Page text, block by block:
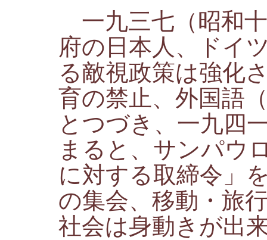
一九三七（昭和
府の日本人、ドイ
る敵視政策は強化
育の禁止、外国語
とつづき、一九四
まると、サンパウ
に対する取締令」
の集会、移動・旅
社会は身動きが出